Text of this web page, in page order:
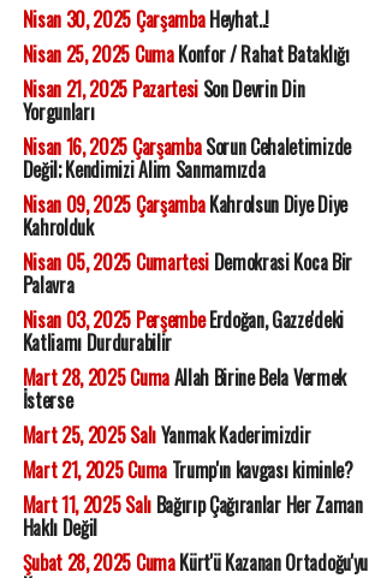
Nisan 30, 2025 ÇarşambaHeyhat..!
Nisan 25, 2025 CumaKonfor / Rahat Bataklığı
Nisan 21, 2025 PazartesiSon Devrin Din
Yorgunları
Nisan 16, 2025 ÇarşambaSorun Cehaletimizde
Değil; Kendimizi Alim Sanmamızda
Nisan 09, 2025 ÇarşambaKahrolsun Diye Diye
Kahrolduk
Nisan 05, 2025 CumartesiDemokrasi Koca Bir
Palavra
Nisan 03, 2025 PerşembeErdoğan, Gazze'deki
Katliamı Durdurabilir
Mart 28, 2025 CumaAllah Birine Bela Vermek
İsterse
Mart 25, 2025 SalıYanmak Kaderimizdir
Mart 21, 2025 CumaTrump'ın kavgası kiminle?
Mart 11, 2025 SalıBağırıp Çağıranlar Her Zaman
Haklı Değil
Şubat 28, 2025 CumaKürt'ü Kazanan Ortadoğu'yu